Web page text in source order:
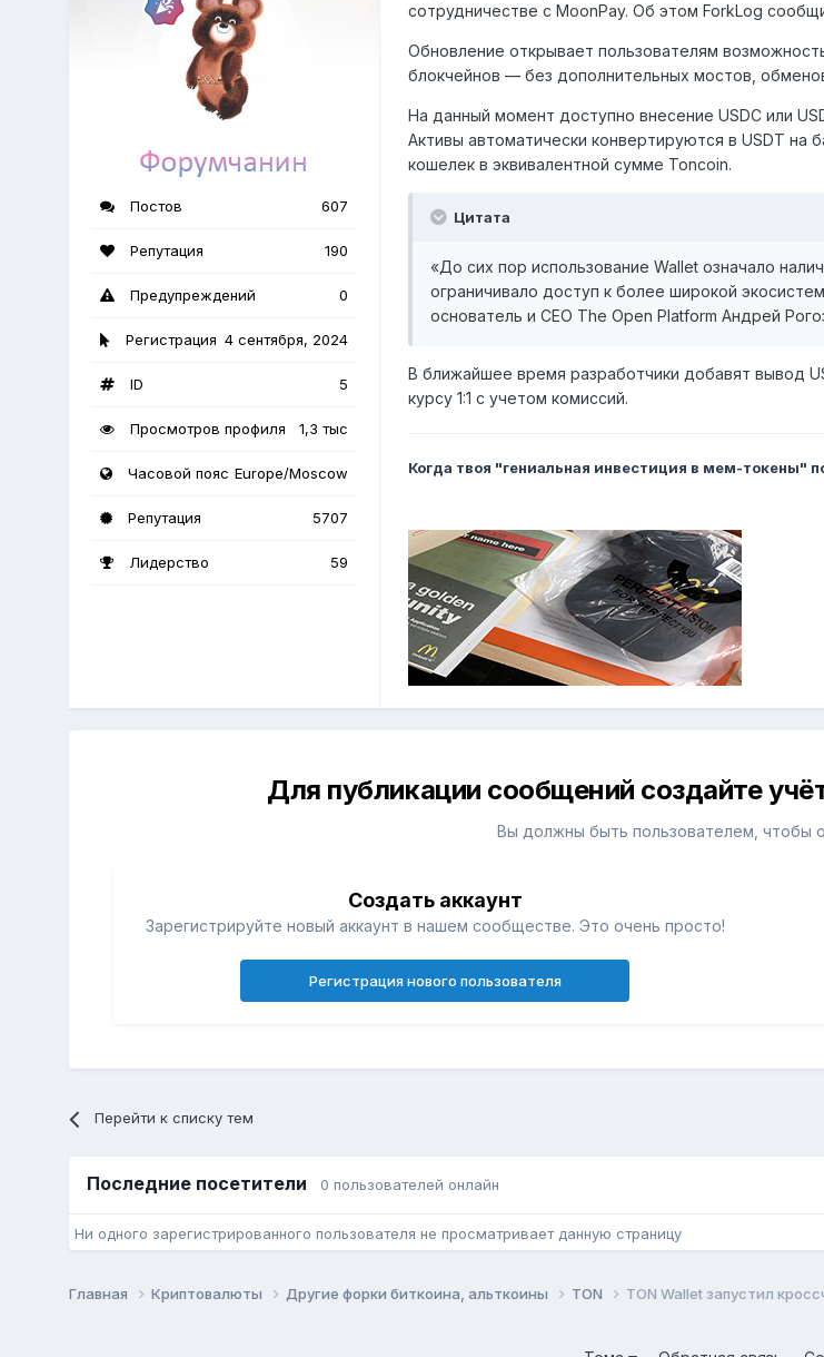
Постов 607
Репутация 190
Предупреждений 0
Регистрация 4 сентября, 2024
ID 5
Просмотров профиля 1,3 тыс
Часовой пояс Europe/Moscow
Репутация 5707
Лидерство 59
сотрудничестве с MoonPay. Об этом ForkLog
Обновление открывает пользователям
блокчейнов — без дополнительных мостов,
На данный момент доступно внесение USDC или
Активы автоматически конвертируются в USDT на
кошелек в эквивалентной сумме Toncoin.
Цитата
«До сих пор использование Wallet означало
ограничивало доступ к более широкой
основатель и CEO The Open Platform Андрей
В ближайшее время разработчики добавят вывод
курсу 1:1 с учетом комиссий.
Когда твоя "гениальная инвестиция в мем-токены"
Для публикации сообщений создайте
Вы должны быть пользователем, чтобы
Создать аккаунт
Зарегистрируйте новый аккаунт в нашем сообществе. Это очень просто!
Регистрация нового пользователя
Перейти к списку тем
Последние посетители 0 пользователей онлайн
Ни одного зарегистрированного пользователя не просматривает данную страницу
Главная Криптовалюты Другие форки биткоина, альткоины TON TON Wallet запустил